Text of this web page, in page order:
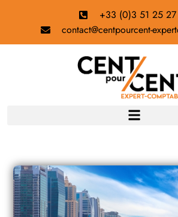
+33 (0)3 51 25
contact@centpourcent-